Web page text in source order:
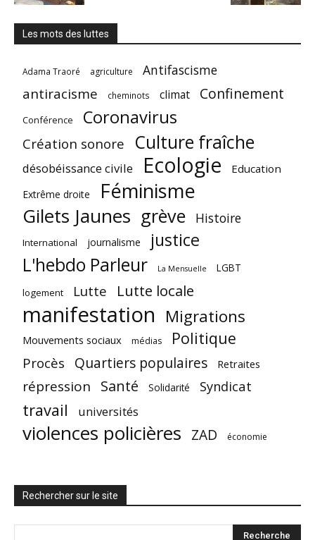
Les mots des luttes
Adama Traoré agriculture Antifascisme
antiracisme cheminots climat Confinement
Conférence Coronavirus
Création sonore Culture fraîche
désobéissance civile Ecologie Education
Extrême droite Féminisme
Gilets Jaunes grève Histoire
International journalisme justice
L'hebdo Parleur La Mensuelle
LGBT
logement
Lutte Lutte locale
manifestation Migrations
Mouvements sociaux médias Politique
Procès Quartiers populaires Retraites
répression Santé Solidarité Syndicat
travail universités
violences policières ZAD économie
Rechercher sur le site